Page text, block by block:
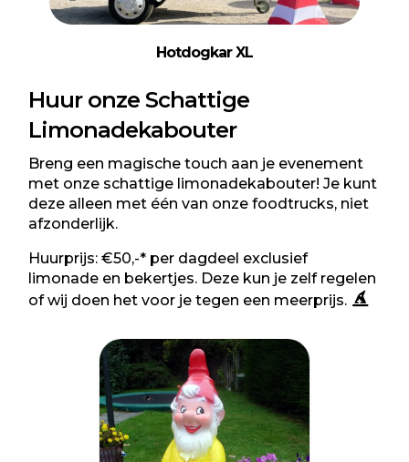
Hotdogkar XL
Huur onze Schattige
Limonadekabouter
Breng een magische touch aan je evenement
met onze schattige limonadekabouter! Je kunt
deze alleen met één van onze foodtrucks, niet
afzonderlijk.
Huurprijs: €50,-* per dagdeel exclusief
limonade en bekertjes. Deze kun je zelf regelen
of wij doen het voor je tegen een meerprijs.